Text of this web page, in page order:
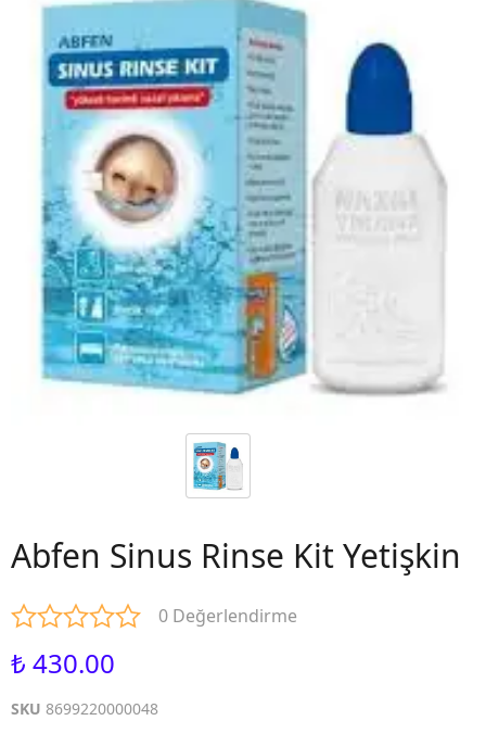
Abfen Sinus Rinse Kit Yetişkin
0 Değerlendirme
₺ 430.00
SKU 8699220000048